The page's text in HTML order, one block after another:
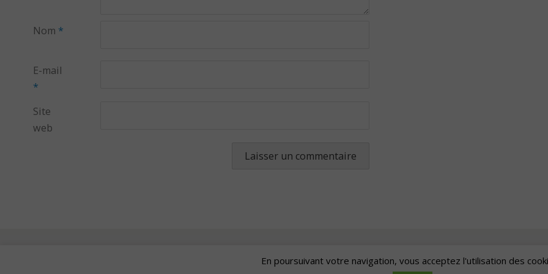
Nom *
E-mail
*
Site
web
Artscape| Fièrement propulsé parMantra&WordPress.
En poursuivant votre navigation, vous acceptez l'utilisation des